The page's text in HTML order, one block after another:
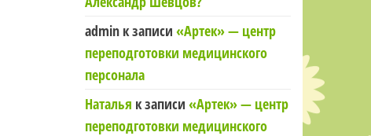
adminк записи «Артек» — центр
переподготовки медицинского
персонала
Наталья к записи «Артек» — центр
переподготовки медицинского